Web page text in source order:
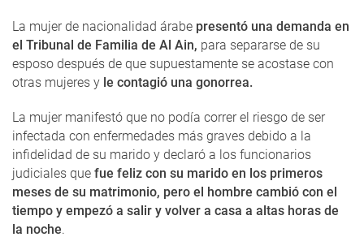
La mujer de nacionalidad árabe presentó una demanda en
el Tribunal de Familia de Al Ain, para separarse de su
esposo después de que supuestamente se acostase con
otras mujeres y le contagió una gonorrea.
La mujer manifestó que no podía correr el riesgo de ser
infectada con enfermedades más graves debido a la
infidelidad de su marido y declaró a los funcionarios
judiciales que fue feliz con su marido en los primeros
meses de su matrimonio, pero el hombre cambió con el
tiempo y empezó a salir y volver a casa a altas horas de
la noche.